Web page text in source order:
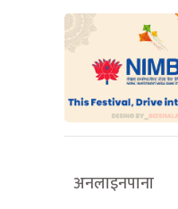
अनलाइनपाना